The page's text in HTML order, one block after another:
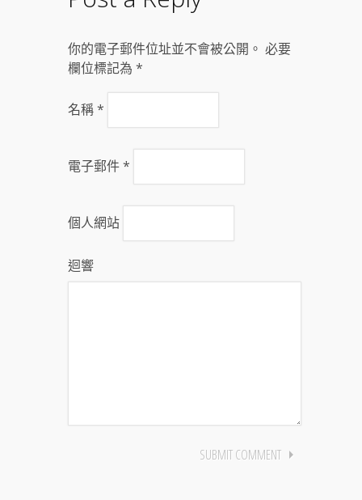
你的電子郵件位址並不會被公開。 必要
欄位標記為 *
名稱*
電子郵件*
個人網站
迴響